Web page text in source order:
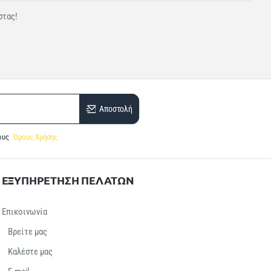
Αποστολή
Όρους Χρήσης
ΕΞΥΠΗΡΕΤΗΣΗ ΠΕΛΑΤΩΝ
Επικοινωνία
Βρείτε μας
Καλέστε μας